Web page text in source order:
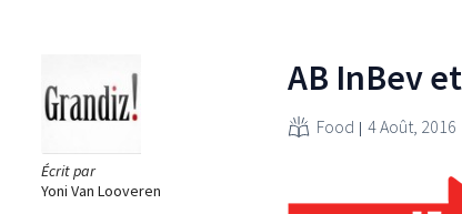
Écrit par
Yoni Van Looveren
AB InBev
Food 4 Août, 2016